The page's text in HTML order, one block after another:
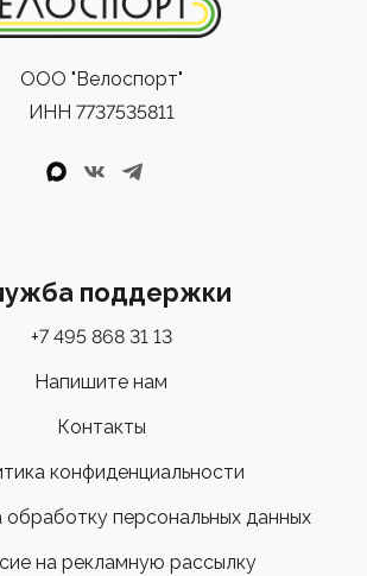
ООО "Велоспорт"
ИНН 7737535811
поддержки
+7 495 868 31 13
Напишите нам
Контакты
конфиденциальности
обработку персональных данных
на рекламную рассылку